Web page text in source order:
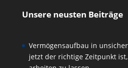
Unsere neusten Beiträge
Vermögensaufbau in
jetzt der richtige Zeitpunkt